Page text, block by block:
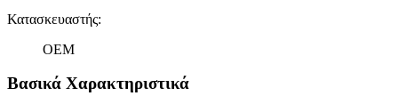
Κατασκευαστής:
OEM
Βασικά Χαρακτηριστικά